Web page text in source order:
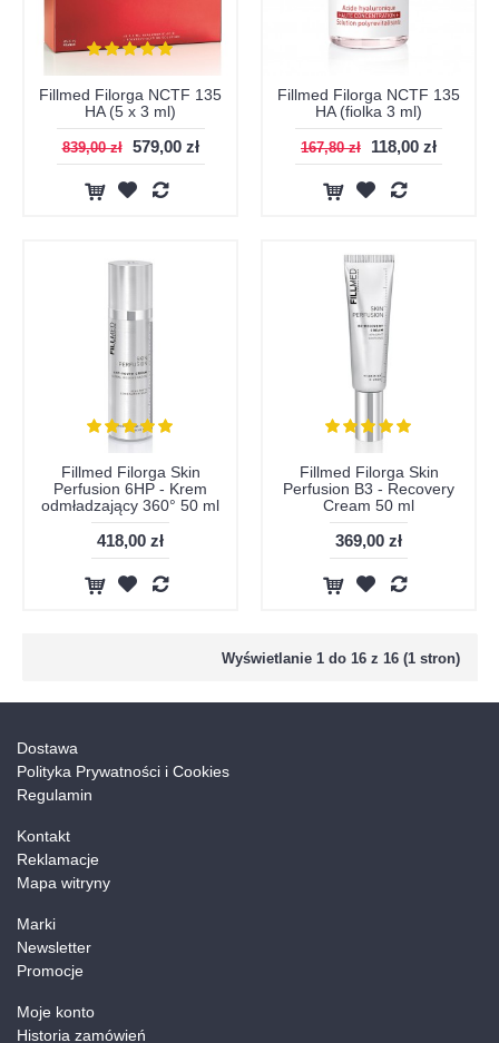
Fillmed Filorga NCTF 135
HA (5 x 3 ml)
839,00 zł 579,00 zł
Fillmed Filorga NCTF 135
HA (fiolka 3 ml)
167,80 zł 118,00 zł
Fillmed Filorga Skin
Perfusion 6HP - Krem
odmładzający 360° 50 ml
418,00 zł
Fillmed Filorga Skin
Perfusion B3 - Recovery
Cream 50 ml
369,00 zł
Wyświetlanie 1 do 16 z 16 (1 stron)
Dostawa
Polityka Prywatności i Cookies
Regulamin
Kontakt
Reklamacje
Mapa witryny
Marki
Newsletter
Promocje
Moje konto
Historia zamówień